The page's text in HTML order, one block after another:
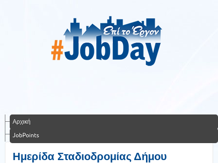
Αρχική
JobPoints
Ημερίδα Σταδιοδρομίας Δήμου